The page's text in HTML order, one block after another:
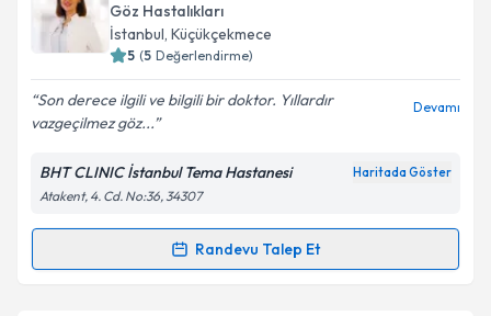
Göz Hastalıkları
İstanbul, Küçükçekmece
5 (5 Değerlendirme)
Son derece ilgili ve bilgili bir doktor. Yıllardır
vazgeçilmez göz...
Devamı
BHT CLINIC İstanbul Tema Hastanesi Haritada Göster
Atakent, 4. Cd. No:36, 34307
Randevu Talep Et
Randevu Takvimi Talebi